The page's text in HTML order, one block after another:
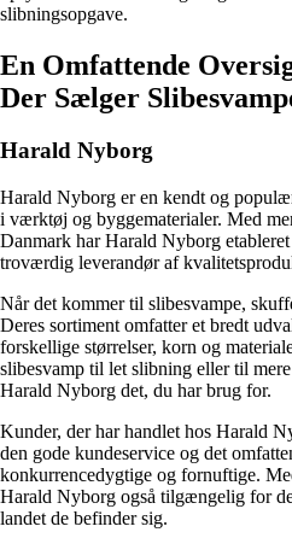
slibningsopgave.
En Omfattende
Der Sælger
Harald Nyborg
Harald Nyborg er en kendt og
i værktøj og byggematerialer. Med
Danmark har Harald Nyborg
troværdig leverandør af
Når det kommer til slibesvampe,
Deres sortiment omfatter et bredt
forskellige størrelser, korn og
slibesvamp til let slibning eller til
Harald Nyborg det, du har brug for.
Kunder, der har handlet hos Harald
den gode kundeservice og det
konkurrencedygtige og fornuftige.
Harald Nyborg også tilgængelig for
landet de befinder sig.